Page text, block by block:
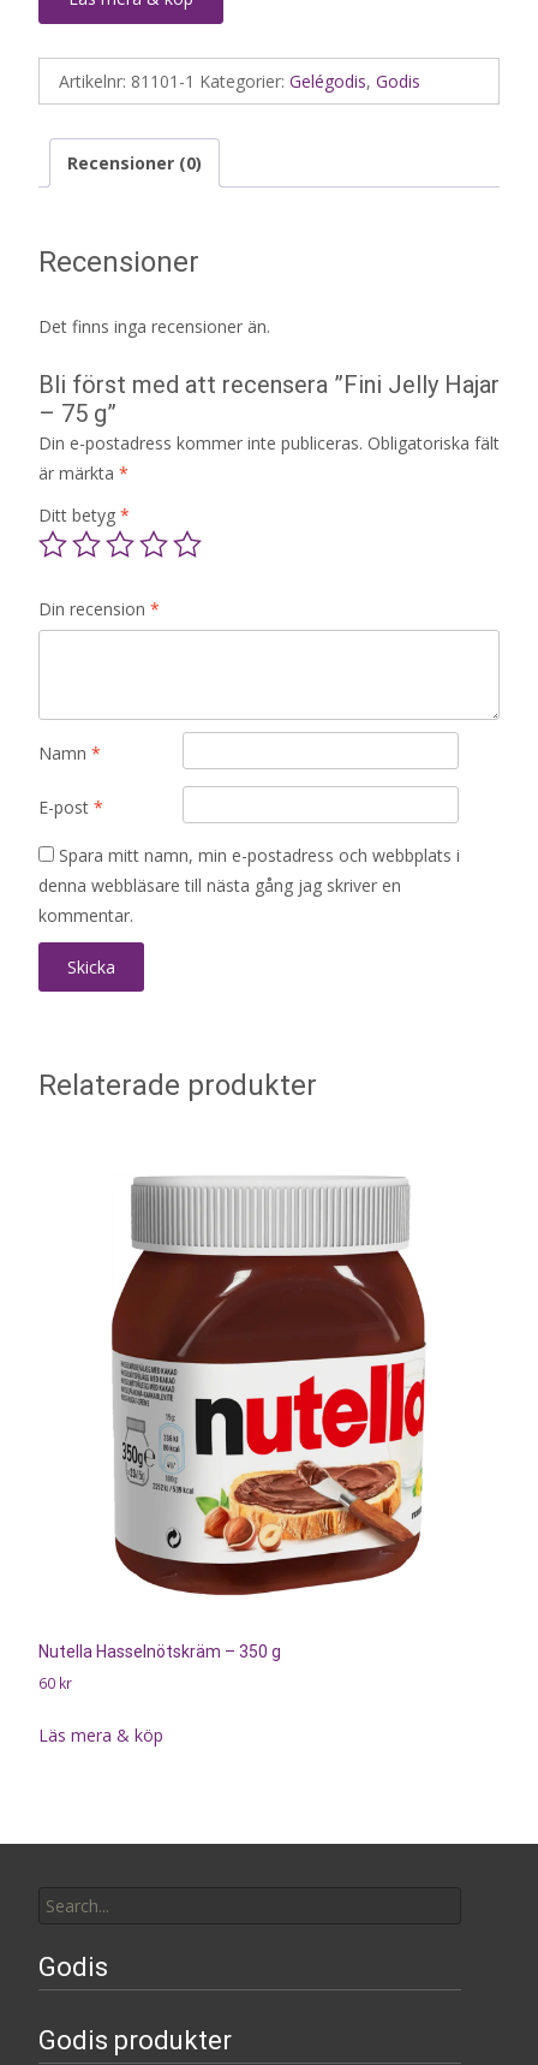
Artikelnr: 81101-1 Kategorier: Gelégodis, Godis
Recensioner (0)
Recensioner
Det finns inga recensioner än.
Bli först med att recensera ”Fini Jelly Hajar
– 75 g”
Din e-postadress kommer inte publiceras. Obligatoriska fält
är märkta *
Ditt betyg *
Din recension *
Namn *
E-post *
Spara mitt namn, min e-postadress och webbplats i
denna webbläsare till nästa gång jag skriver en
kommentar.
Relaterade produkter
Nutella Hasselnötskräm – 350 g
60 kr
Läs mera & köp
for:
Godis
Godis produkter